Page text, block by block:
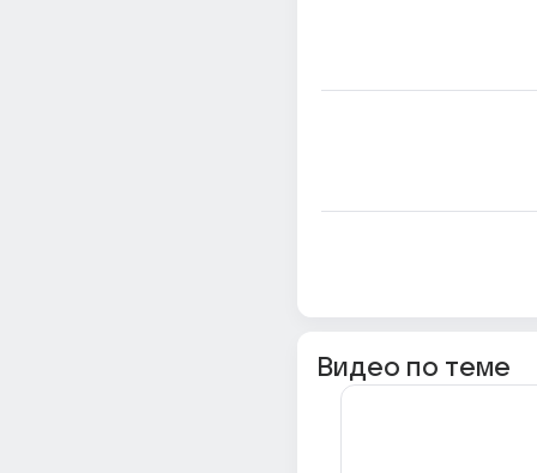
Видео по теме